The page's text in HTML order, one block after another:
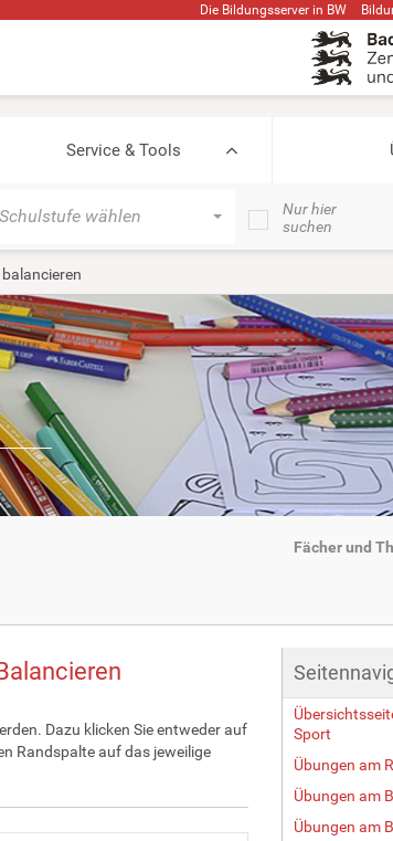
Die Bildungsserver in BW
Service & Tools
Schulstufe wählen
Nur hier
suchen
balancieren
Fächer und
Dazu klicken Sie entweder auf
Randspalte auf das jeweilige
Sport
Übungen am
Übungen am
Übungen am